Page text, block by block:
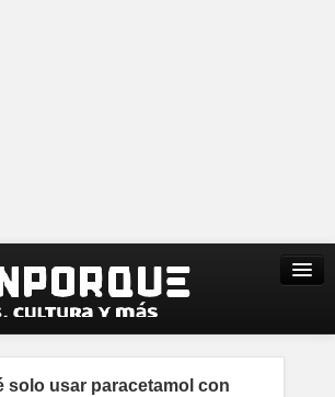
solo usar paracetamol con